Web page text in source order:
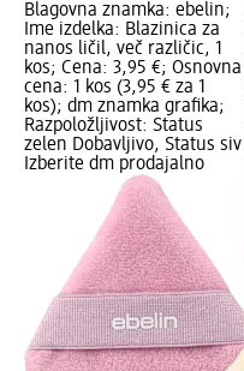
Blagovna znamka: ebelin;
Ime izdelka: Blazinica za
nanos ličil, več različic, 1
kos; Cena: 3,95 €; Osnovna
cena: 1 kos (3,95 € za 1
kos); dm znamka grafika;
Razpoložljivost: Status
zelen Dobavljivo, Status siv
Izberite dm prodajalno